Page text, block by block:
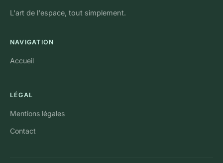
L'art de l'espace, tout simplement.
NAVIGATION
Accueil
LÉGAL
Mentions légales
Contact